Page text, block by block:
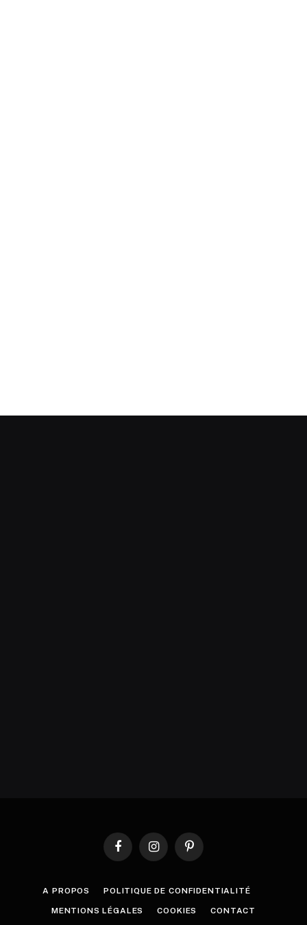
FacebookInstagramPinterest
A PROPOS POLITIQUE DE CONFIDENTIALITÉ
MENTIONS LÉGALES COOKIES CONTACT